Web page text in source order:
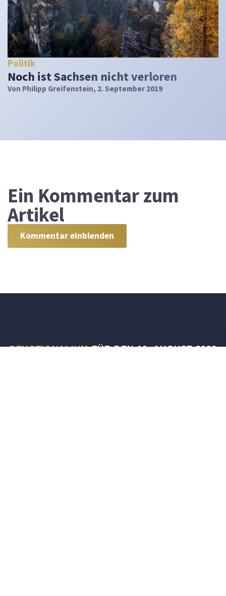
Politik
Noch ist Sachsen nicht verloren
Von Philipp Greifenstein, 2. September 2019
Ein Kommentar zum
Artikel
Kommentar einblenden
DEVOTIONALIUMFÜR DEN 10. AUGUST 2026